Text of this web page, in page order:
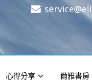
心得分享 爾雅書房